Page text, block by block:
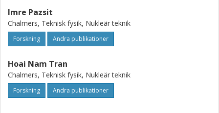
Imre Pazsit
Chalmers, Teknisk fysik, Nukleär teknik
Forskning Andra publikationer
Hoai Nam Tran
Chalmers, Teknisk fysik, Nukleär teknik
Forskning Andra publikationer